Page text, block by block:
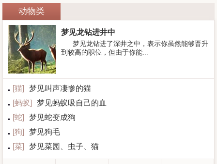
动物类
梦见龙钻进井中
梦见龙钻进了深井之中，表示你虽然能够晋升
到较高的职位，但由于你能...
[猫]
梦见叫声凄惨的猫
[蚂蚁]
梦见蚂蚁吸自己的血
[蛇]
梦见蛇变成狗
[狗]
梦见狗毛
[菜] 梦见菜园、虫子、猫